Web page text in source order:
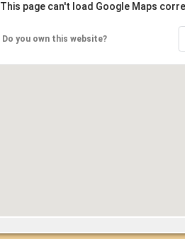
This page can't load Google Maps
Do you own this website?